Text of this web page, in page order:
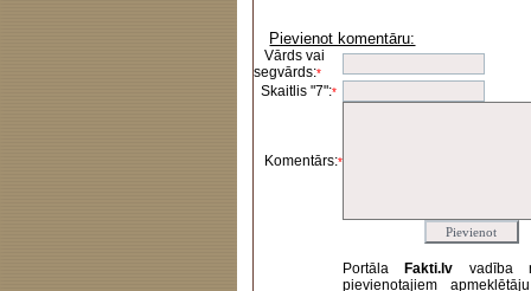
Pievienot komentāru:
Vārds vai
segvārds:*
Skaitlis "7":*
Komentārs:*
Portāla Fakti.lv vadība
pievienotajiem